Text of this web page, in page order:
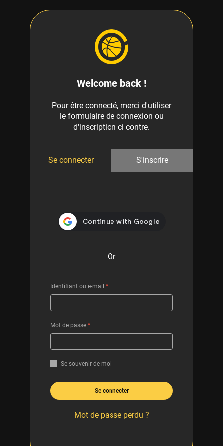
Welcome back !
Pour être connecté, merci d'utiliser
le formulaire de connexion ou
d'inscription ci contre.
Se connecter S'inscrire
Or
Identifiant ou e-mail *
Mot de passe *
Se souvenir de moi
Se connecter
Mot de passe perdu ?